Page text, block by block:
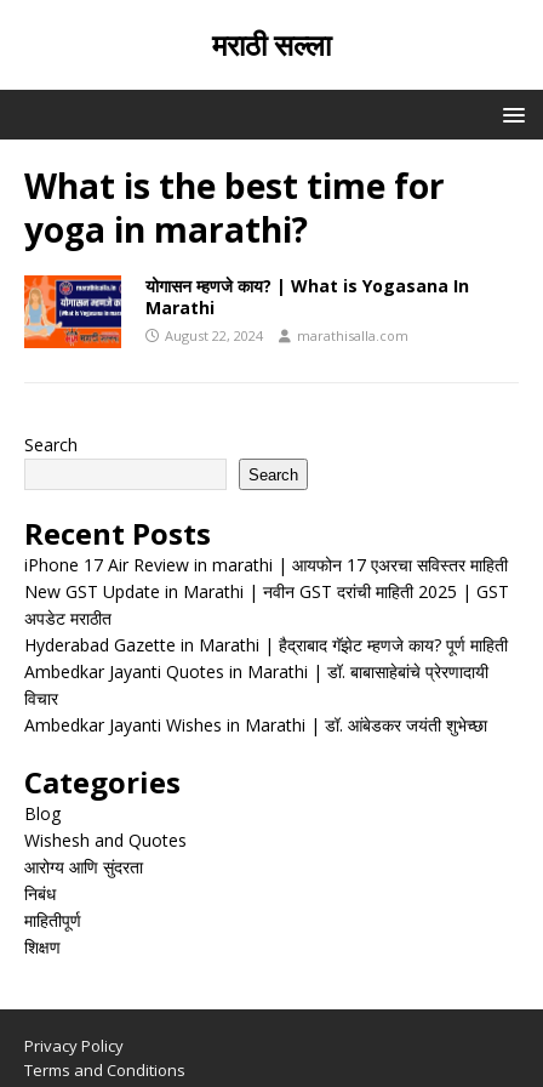
मराठी सल्ला
What is the best time for
yoga in marathi?
योगासन म्हणजे काय? | What is Yogasana In
Marathi
August 22, 2024 marathisalla.com
Search
Search
Recent Posts
iPhone 17 Air Review in marathi | आयफोन 17 एअरचा सविस्तर माहिती
New GST Update in Marathi | नवीन GST दरांची माहिती 2025 | GST
अपडेट मराठीत
Hyderabad Gazette in Marathi | हैद्राबाद गॅझेट म्हणजे काय? पूर्ण माहिती
Ambedkar Jayanti Quotes in Marathi | डॉ. बाबासाहेबांचे प्रेरणादायी
विचार
Ambedkar Jayanti Wishes in Marathi | डॉ. आंबेडकर जयंती शुभेच्छा
Categories
Blog
Wishesh and Quotes
आरोग्य आणि सुंदरता
निबंध
माहितीपूर्ण
शिक्षण
Privacy Policy
Terms and Conditions